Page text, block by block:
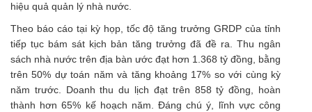
hiệu quả quản lý nhà nước.
Theo báo cáo tại kỳ họp, tốc độ tăng trưởng GRDP của tỉnh
tiếp tục bám sát kịch bản tăng trưởng đã đề ra. Thu ngân
sách nhà nước trên địa bàn ước đạt hơn 1.368 tỷ đồng, bằng
trên 50% dự toán năm và tăng khoảng 17% so với cùng kỳ
năm trước. Doanh thu du lịch đạt trên 858 tỷ đồng, hoàn
thành hơn 65% kế hoạch năm. Đáng chú ý, lĩnh vực công